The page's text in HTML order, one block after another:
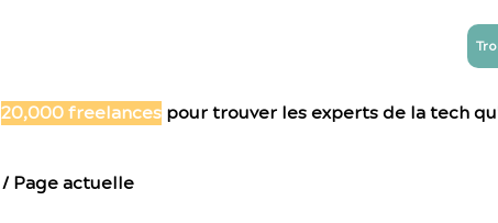
20,000 freelancespour trouver les experts de la tech
/ Page actuelle